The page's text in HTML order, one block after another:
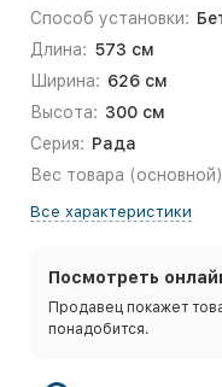
Способ установки:
Длина: 573 см
Ширина: 626 см
Высота: 300 см
Серия: Рада
Вес товара
Все характеристики
Посмотреть
Продавец покажет
понадобится.